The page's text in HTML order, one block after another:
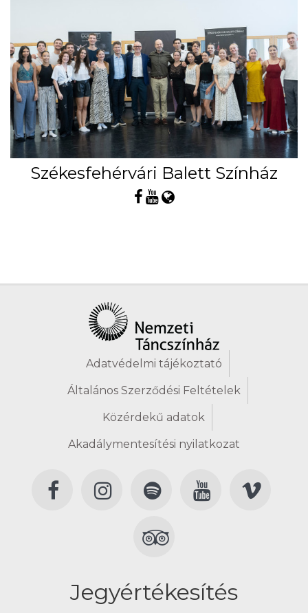
Székesfehérvári Balett Színház
Adatvédelmi tájékoztató
Általános Szerződési Feltételek
Közérdekű adatok
Akadálymentesítési nyilatkozat
Jegyértékesítés